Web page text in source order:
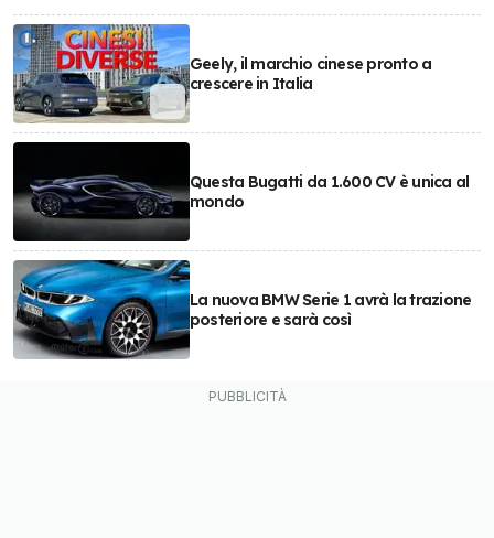
Geely, il marchio cinese pronto a
crescere in Italia
Questa Bugatti da 1.600 CV è unica al
mondo
La nuova BMW Serie 1 avrà la trazione
posteriore e sarà così